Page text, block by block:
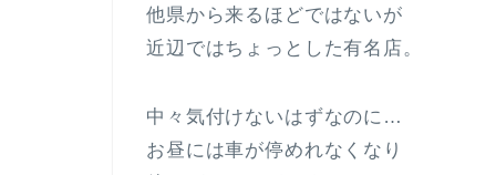
他県から来るほどではないが
近辺ではちょっとした有名店。
中々気付けないはずなのに…
お昼には車が停めれなくなり